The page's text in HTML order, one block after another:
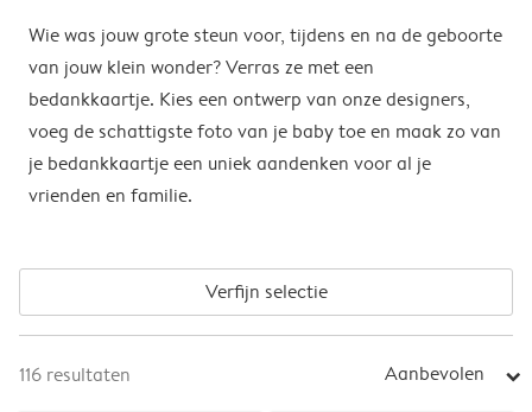
Wie was jouw grote steun voor, tijdens en na de geboorte
van jouw klein wonder? Verras ze met een
bedankkaartje. Kies een ontwerp van onze designers,
voeg de schattigste foto van je baby toe en maak zo van
je bedankkaartje een uniek aandenken voor al je
vrienden en familie.
Verfijn selectie
116 resultaten Aanbevolen arrow_right